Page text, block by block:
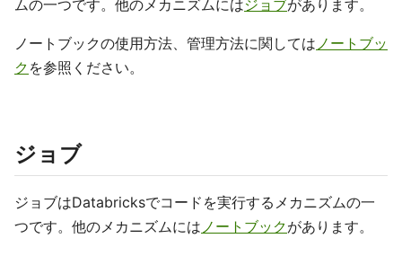
ムの一つです。他のメカニズムにはジョブがあります。
ノートブックの使用方法、管理方法に関しては ノートブッ
ク を参照ください。
ジョブ
ジョブはDatabricksでコードを実行するメカニズムの一
つです。他のメカニズムには ノートブックがあります。